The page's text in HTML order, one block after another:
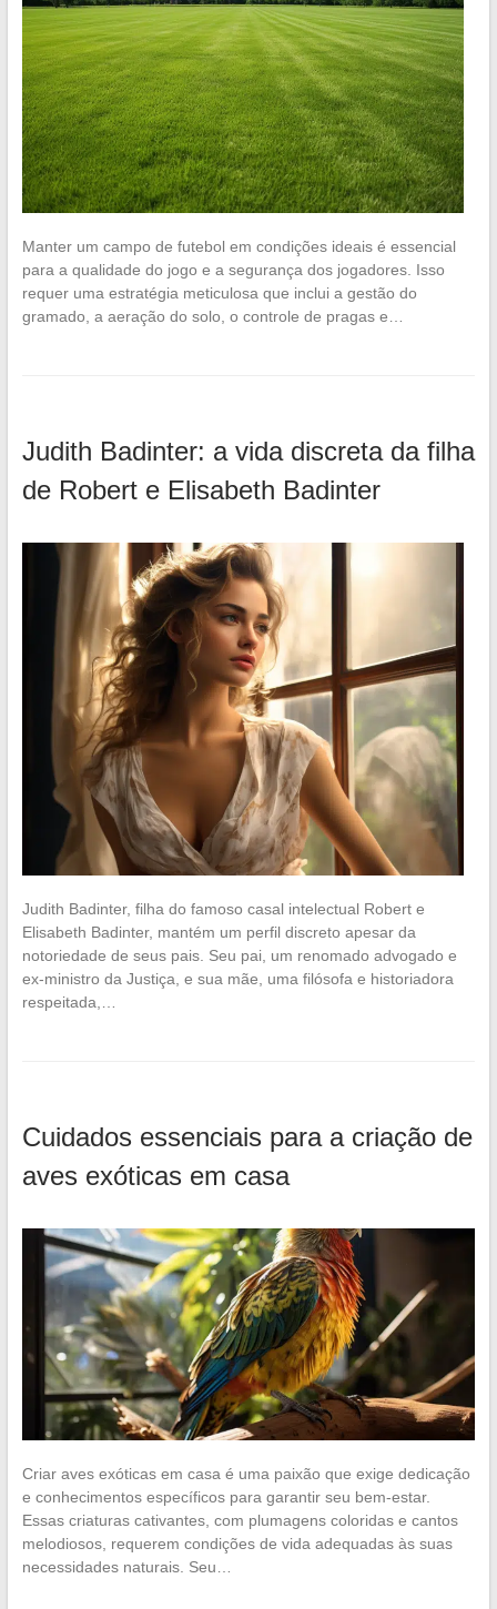
Manter um campo de futebol em condições ideais é essencial
para a qualidade do jogo e a segurança dos jogadores. Isso
requer uma estratégia meticulosa que inclui a gestão do
gramado, a aeração do solo, o controle de pragas e…
Judith Badinter: a vida discreta da filha
de Robert e Elisabeth Badinter
Judith Badinter, filha do famoso casal intelectual Robert e
Elisabeth Badinter, mantém um perfil discreto apesar da
notoriedade de seus pais. Seu pai, um renomado advogado e
ex-ministro da Justiça, e sua mãe, uma filósofa e historiadora
respeitada,…
Cuidados essenciais para a criação de
aves exóticas em casa
Criar aves exóticas em casa é uma paixão que exige dedicação
e conhecimentos específicos para garantir seu bem-estar.
Essas criaturas cativantes, com plumagens coloridas e cantos
melodiosos, requerem condições de vida adequadas às suas
necessidades naturais. Seu…